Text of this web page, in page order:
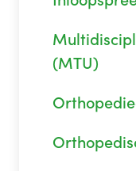
(MTU)